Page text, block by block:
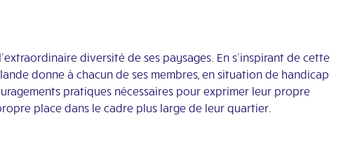
diversité de ses paysages. En s’inspirant de cette
donne à chacun de ses membres, en situation de handicap
pratiques nécessaires pour exprimer leur propre
place dans le cadre plus large de leur quartier.